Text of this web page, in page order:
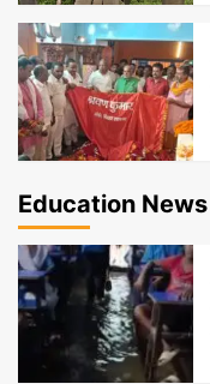
Education News